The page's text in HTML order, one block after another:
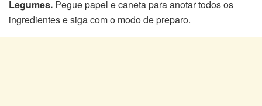
Legumes. Pegue papel e caneta para anotar todos os
ingredientes e siga com o modo de preparo.